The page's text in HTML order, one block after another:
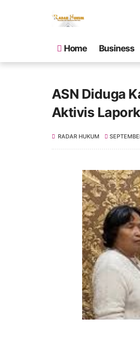
Home Business
ASN Diduga
Aktivis
RADAR HUKUM